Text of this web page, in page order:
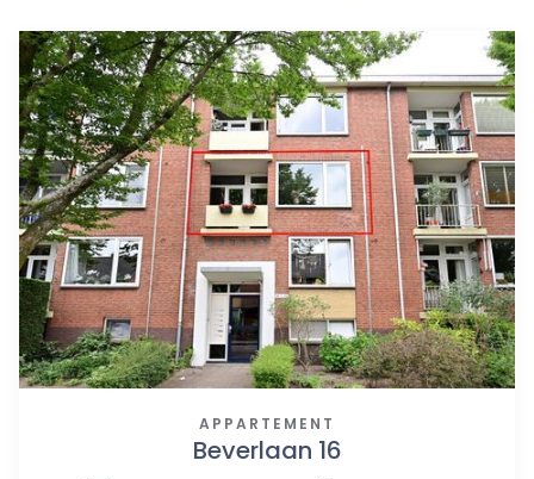
APPARTEMENT
Beverlaan 16